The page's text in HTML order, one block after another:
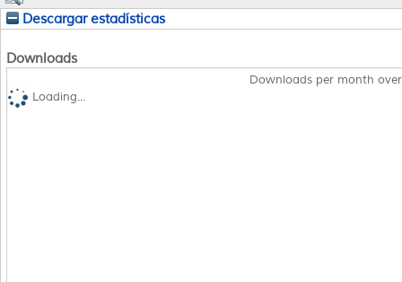
Descargar estadísticas
Downloads
Downloads per month
Loading...